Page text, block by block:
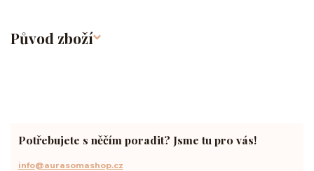
Původ zboží
Potřebujete s něčím poradit? Jsme tu pro vás!
info@aurasomashop.cz